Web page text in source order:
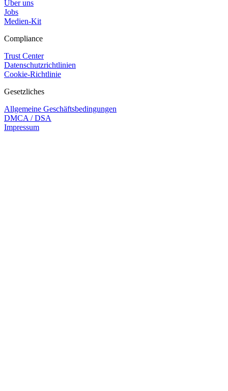
Über uns
Jobs
Medien-Kit
Compliance
Trust Center
Datenschutzrichtlinien
Cookie-Richtlinie
Gesetzliches
Allgemeine Geschäftsbedingungen
DMCA / DSA
Impressum